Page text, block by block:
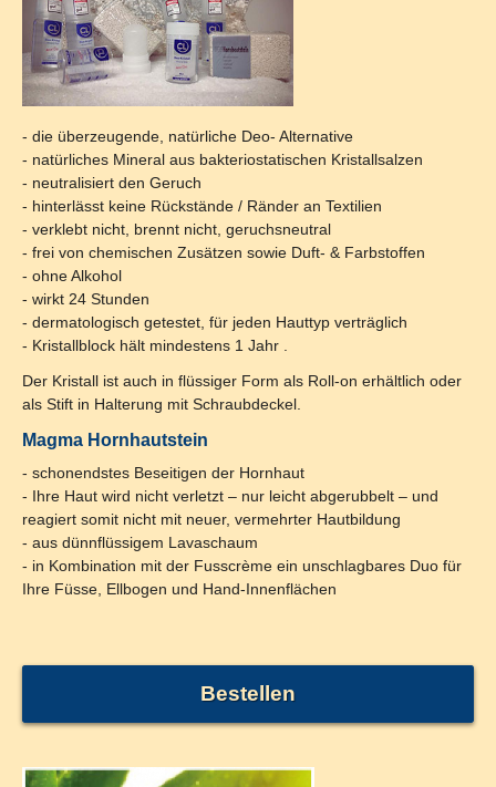
- die überzeugende, natürliche Deo- Alternative
- natürliches Mineral aus bakteriostatischen Kristallsalzen
- neutralisiert den Geruch
- hinterlässt keine Rückstände / Ränder an Textilien
- verklebt nicht, brennt nicht, geruchsneutral
- frei von chemischen Zusätzen sowie Duft- & Farbstoffen
- ohne Alkohol
- wirkt 24 Stunden
- dermatologisch getestet, für jeden Hauttyp verträglich
- Kristallblock hält mindestens 1 Jahr .
Der Kristall ist auch in flüssiger Form als Roll-on erhältlich oder
als Stift in Halterung mit Schraubdeckel.
Magma Hornhautstein
- schonendstes Beseitigen der Hornhaut
- Ihre Haut wird nicht verletzt – nur leicht abgerubbelt – und
reagiert somit nicht mit neuer, vermehrter Hautbildung
- aus dünnflüssigem Lavaschaum
- in Kombination mit der Fusscrème ein unschlagbares Duo für
Ihre Füsse, Ellbogen und Hand-Innenflächen
Bestellen